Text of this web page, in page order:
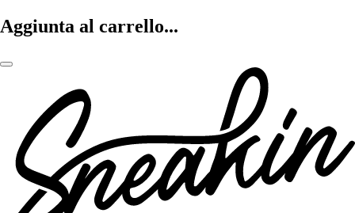
Aggiunta al carrello...